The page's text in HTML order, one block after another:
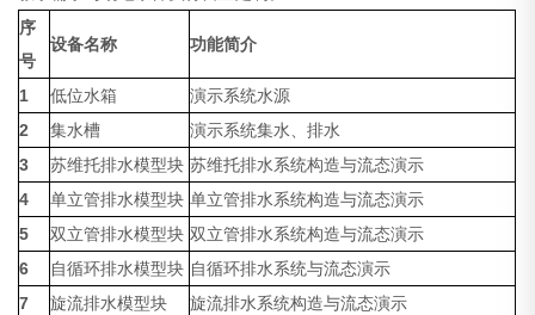
序
号
设备名称 功能简介
1 低位水箱
演示系统水源
2
集水槽
演示系统集水、排水
3
苏维托排水模型块 苏维托排水系统构造与流态演示
4
单立管排水模型块 单立管排水系统构造与流态演示
5
双立管排水模型块 双立管排水系统构造与流态演示
6
自循环排水模型块 自循环排水系统与流态演示
7
旋流排水模型块
旋流排水系统构造与流态演示